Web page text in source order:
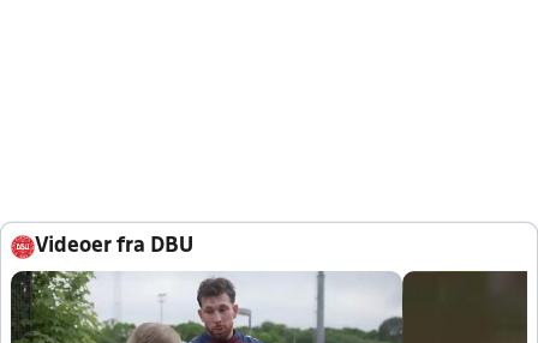
Videoer fra DBU